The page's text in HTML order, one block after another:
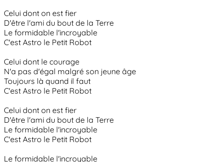
Celui dont on est fier
D'être l'ami du bout de la Terre
Le formidable l'incroyable
C'est Astro le Petit Robot
Celui dont le courage
N'a pas d'égal malgré son jeune âge
Toujours là quand il faut
C'est Astro le Petit Robot
Celui dont on est fier
D'être l'ami du bout de la Terre
Le formidable l'incroyable
C'est Astro le Petit Robot
Le formidable l'incroyable